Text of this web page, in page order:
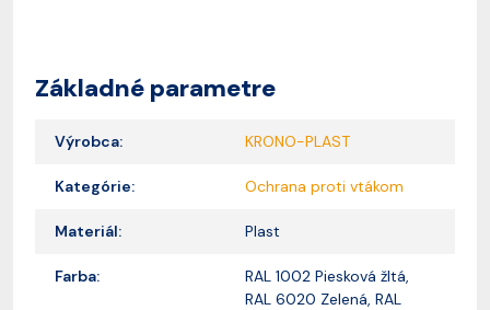
Základné parametre
Výrobca: KRONO-PLAST
Kategórie: Ochrana proti vtákom
Materiál: Plast
Farba:
RAL 1002 Piesková žltá,
RAL 6020 Zelená, RAL